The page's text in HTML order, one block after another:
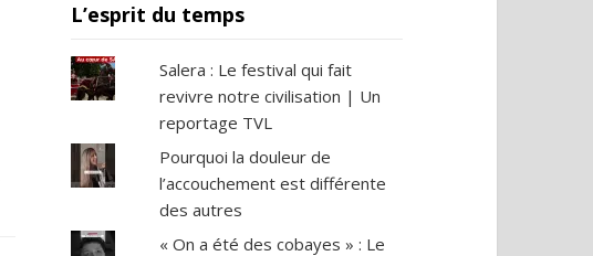
L’esprit du temps
Salera : Le festival qui fait
revivre notre civilisation | Un
reportage TVL
Pourquoi la douleur de
l’accouchement est différente
des autres
« On a été des cobayes » : Le